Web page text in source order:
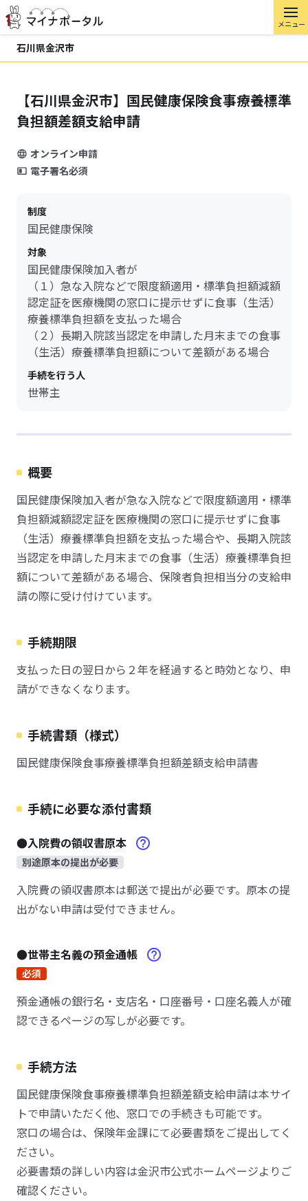
メニュー
石川県金沢市
【石川県金沢市】国民健康保険食事療養標準
負担額差額支給申請
オンライン申請
電子署名必須
制度
国民健康保険
対象
国民健康保険加入者が
（１）急な入院などで限度額適用・標準負担額減額
認定証を医療機関の窓口に提示せずに食事（生活）
療養標準負担額を支払った場合
（２）長期入院該当認定を申請した月末までの食事
（生活）療養標準負担額について差額がある場合
手続を行う人
世帯主
概要
国民健康保険加入者が急な入院などで限度額適用・標準
負担額減額認定証を医療機関の窓口に提示せずに食事
（生活）療養標準負担額を支払った場合や、長期入院該
当認定を申請した月末までの食事（生活）療養標準負担
額について差額がある場合、保険者負担相当分の支給申
請の際に受け付けています。
手続期限
支払った日の翌日から２年を経過すると時効となり、申
請ができなくなります。
手続書類（様式）
国民健康保険食事療養標準負担額差額支給申請書
手続に必要な添付書類
●入院費の領収書原本
別途原本の提出が必要
入院費の領収書原本は郵送で提出が必要です。原本の提
出がない申請は受付できません。
●世帯主名義の預金通帳
必須
預金通帳の銀行名・支店名・口座番号・口座名義人が確
認できるページの写しが必要です。
手続方法
国民健康保険食事療養標準負担額差額支給申請は本サイ
トで申請いただく他、窓口での手続きも可能です。
窓口の場合は、保険年金課にて必要書類をご提出してく
ださい。
必要書類の詳しい内容は金沢市公式ホームページよりご
確認ください。